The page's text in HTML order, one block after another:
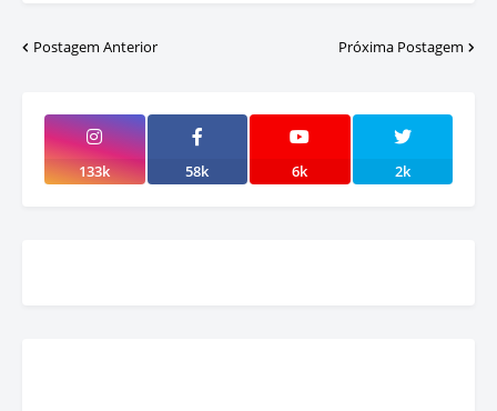
Postagem Anterior Próxima Postagem
133k 58k 6k 2k